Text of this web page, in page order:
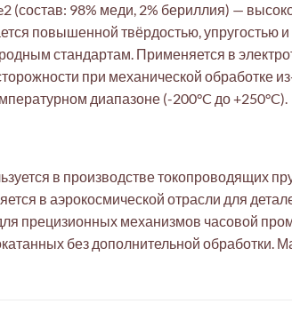
(состав: 98% меди, 2% бериллия) —
повышенной твёрдостью, упругостью
стандартам. Применяется в
при механической
диапазоне (-200°C до +250°C).
в производстве токопроводящих
в аэрокосмической отрасли для
прецизионных механизмов часовой
без дополнительной обработки.